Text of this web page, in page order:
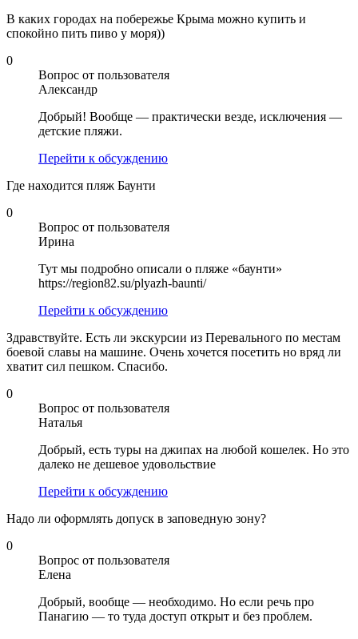
В каких городах на побережье Крыма можно купить и
спокойно пить пиво у моря))
0
Вопрос от пользователя
Александр
Добрый! Вообще — практически везде, исключения —
детские пляжи.
Перейти к обсуждению
Где находится пляж Баунти
0
Вопрос от пользователя
Ирина
Тут мы подробно описали о пляже «баунти»
https://region82.su/plyazh-baunti/
Перейти к обсуждению
Здравствуйте. Есть ли экскурсии из Перевального по местам
боевой славы на машине. Очень хочется посетить но вряд ли
хватит сил пешком. Спасибо.
0
Вопрос от пользователя
Наталья
Добрый, есть туры на джипах на любой кошелек. Но это
далеко не дешевое удовольствие
Перейти к обсуждению
Надо ли оформлять допуск в заповедную зону?
0
Вопрос от пользователя
Елена
Добрый, вообще — необходимо. Но если речь про
Панагию — то туда доступ открыт и без проблем.